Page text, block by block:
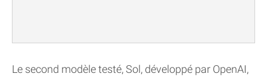
Le second modèle testé, Sol, développé par OpenAI,